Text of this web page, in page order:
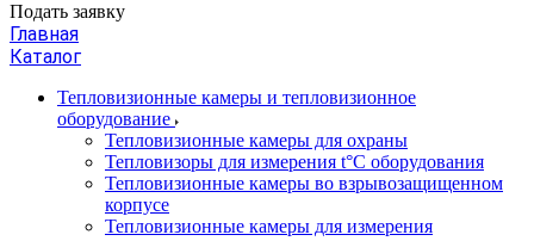
Подать заявку
Главная
Каталог
Тепловизионные камеры и тепловизионное
оборудование
Тепловизионные камеры для охраны
Тепловизоры для измерения t°С оборудования
Тепловизионные камеры во взрывозащищенном
корпусе
Тепловизионные камеры для измерения